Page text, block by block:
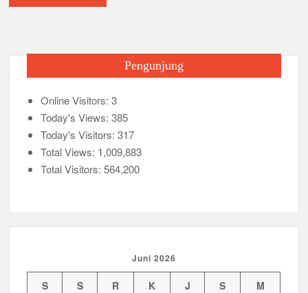
Pengunjung
Online Visitors:3
Today's Views:385
Today's Visitors:317
Total Views: 1,009,883
Total Visitors:564,200
Juni 2026
S S R K J S
M